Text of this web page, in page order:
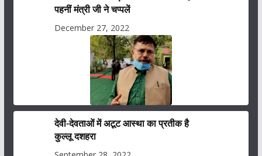
पहनीं मंत्री जी ने चप्पलें
December 27, 2022
देवी-देवताओं में अटूट आस्था का प्रतीक है
कुल्लू दशहरा